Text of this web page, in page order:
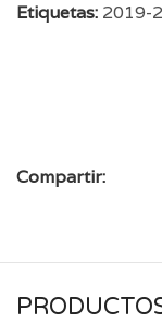
Etiquetas: 2019-
Compartir: